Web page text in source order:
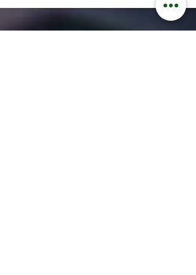
necesitan operar,...